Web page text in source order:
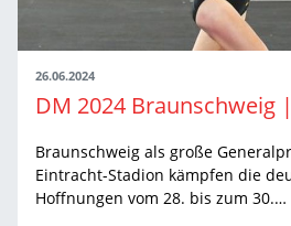
26.06.2024
Braunschweig als große
Eintracht-Stadion kämpfen die
Hoffnungen vom 28. bis zum 30.…